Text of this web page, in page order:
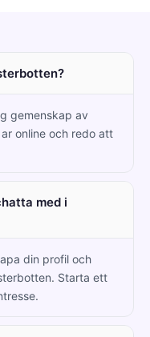
gemenskap av
online och redo att
med i
din profil och
Starta ett